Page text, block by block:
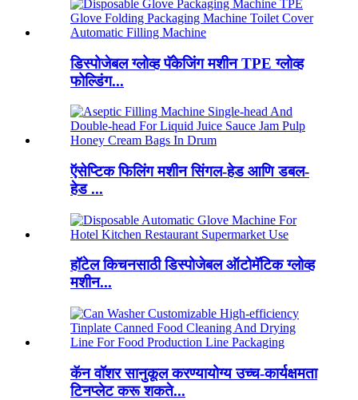
डिस्पोजेबल ग्लोव्ह पॅकेजिंग मशीन TPE ग्लोव्ह
फोल्डिंग...
ऍसेप्टिक फिलिंग मशीन सिंगल-हेड आणि डबल-
हेड ...
हॉटेल किचनसाठी डिस्पोजेबल ऑटोमॅटिक ग्लोव्ह
मशीन...
कॅन वॉशर सानुकूल करण्यायोग्य उच्च-कार्यक्षमता
टिनप्लेट करू शकते...